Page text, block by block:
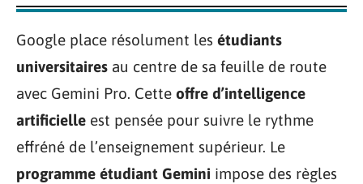
Google place résolument les étudiants
universitaires au centre de sa feuille de route
avec Gemini Pro. Cette offre d’intelligence
artificielle est pensée pour suivre le rythme
effréné de l’enseignement supérieur. Le
programme étudiant Gemini impose des règles